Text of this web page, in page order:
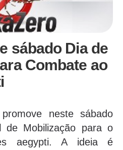
sábado Dia de
Combate ao
neste sábado
de Mobilização para o
aegypti. A ideia é